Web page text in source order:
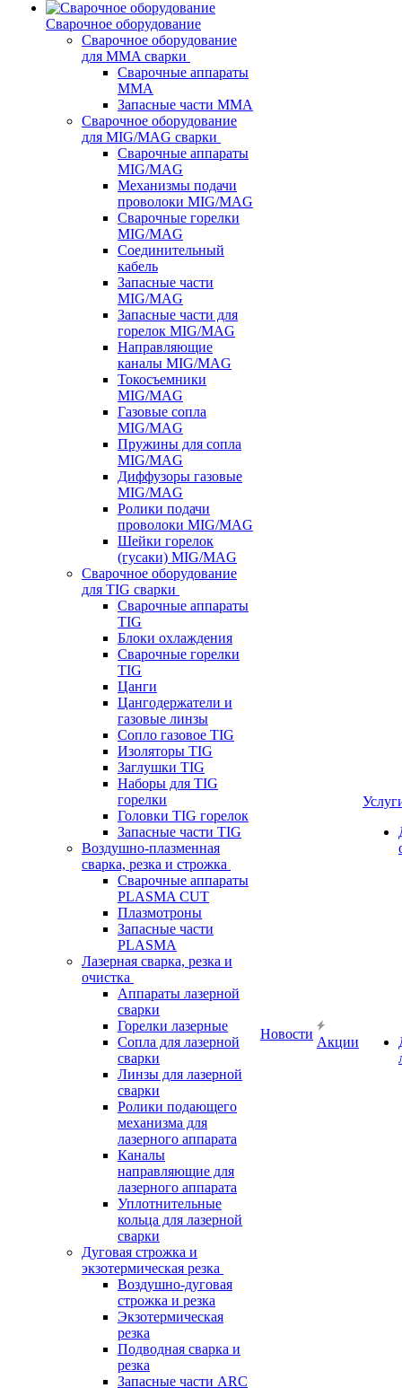
Сварочное оборудование
Сварочное оборудование
для MMA сварки
Сварочные аппараты
MMA
Запасные части MMA
Сварочное оборудование
для MIG/MAG сварки
Сварочные аппараты
MIG/MAG
Механизмы подачи
проволоки MIG/MAG
Сварочные горелки
MIG/MAG
Соединительный
кабель
Запасные части
MIG/MAG
Запасные части для
горелок MIG/MAG
Направляющие
каналы MIG/MAG
Токосъемники
MIG/MAG
Газовые сопла
MIG/MAG
Пружины для сопла
MIG/MAG
Диффузоры газовые
MIG/MAG
Ролики подачи
проволоки MIG/MAG
Шейки горелок
(гусаки) MIG/MAG
Сварочное оборудование
для TIG сварки
Сварочные аппараты
TIG
Блоки охлаждения
Сварочные горелки
TIG
Цанги
Цангодержатели и
газовые линзы
Сопло газовое TIG
Изоляторы TIG
Заглушки TIG
Наборы для TIG
горелки
Головки TIG горелок
Запасные части TIG
Воздушно-плазменная
сварка, резка и строжка
Сварочные аппараты
PLASMA CUT
Плазмотроны
Запасные части
PLASMA
Лазерная сварка, резка и
очистка
Аппараты лазерной
сварки
Горелки лазерные
Сопла для лазерной
сварки
Линзы для лазерной
сварки
Ролики подающего
механизма для
лазерного аппарата
Каналы
направляющие для
лазерного аппарата
Уплотнительные
кольца для лазерной
сварки
Дуговая строжка и
экзотермическая резка
Воздушно-дуговая
строжка и резка
Экзотермическая
резка
Подводная сварка и
резка
Запасные части ARC
Новости
Акции